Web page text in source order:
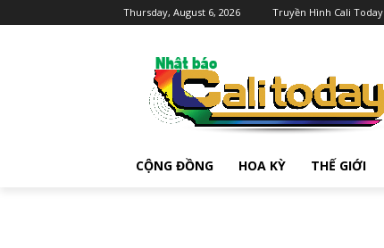
Thursday, August 6, 2026 Truyền Hình Cali Today
CỘNG ĐỒNG HOA KỲ THẾ GIỚI